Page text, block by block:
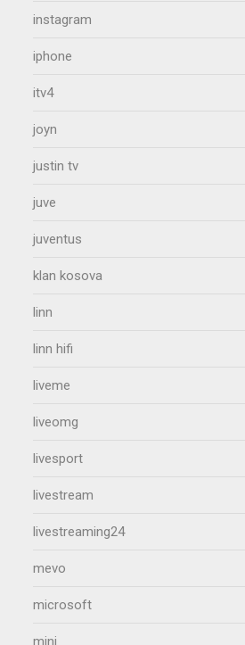
instagram
iphone
itv4
joyn
justin tv
juve
juventus
klan kosova
linn
linn hifi
liveme
liveomg
livesport
livestream
livestreaming24
mevo
microsoft
mini